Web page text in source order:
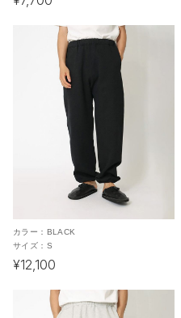
カラー： BLACK
サイズ： S
¥12,100